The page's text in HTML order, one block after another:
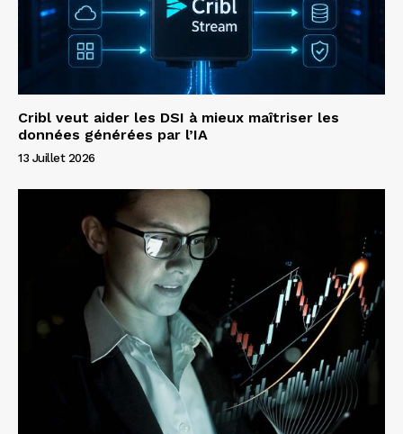
Cribl veut aider les DSI à mieux maîtriser les
données générées par l’IA
13 Juillet 2026